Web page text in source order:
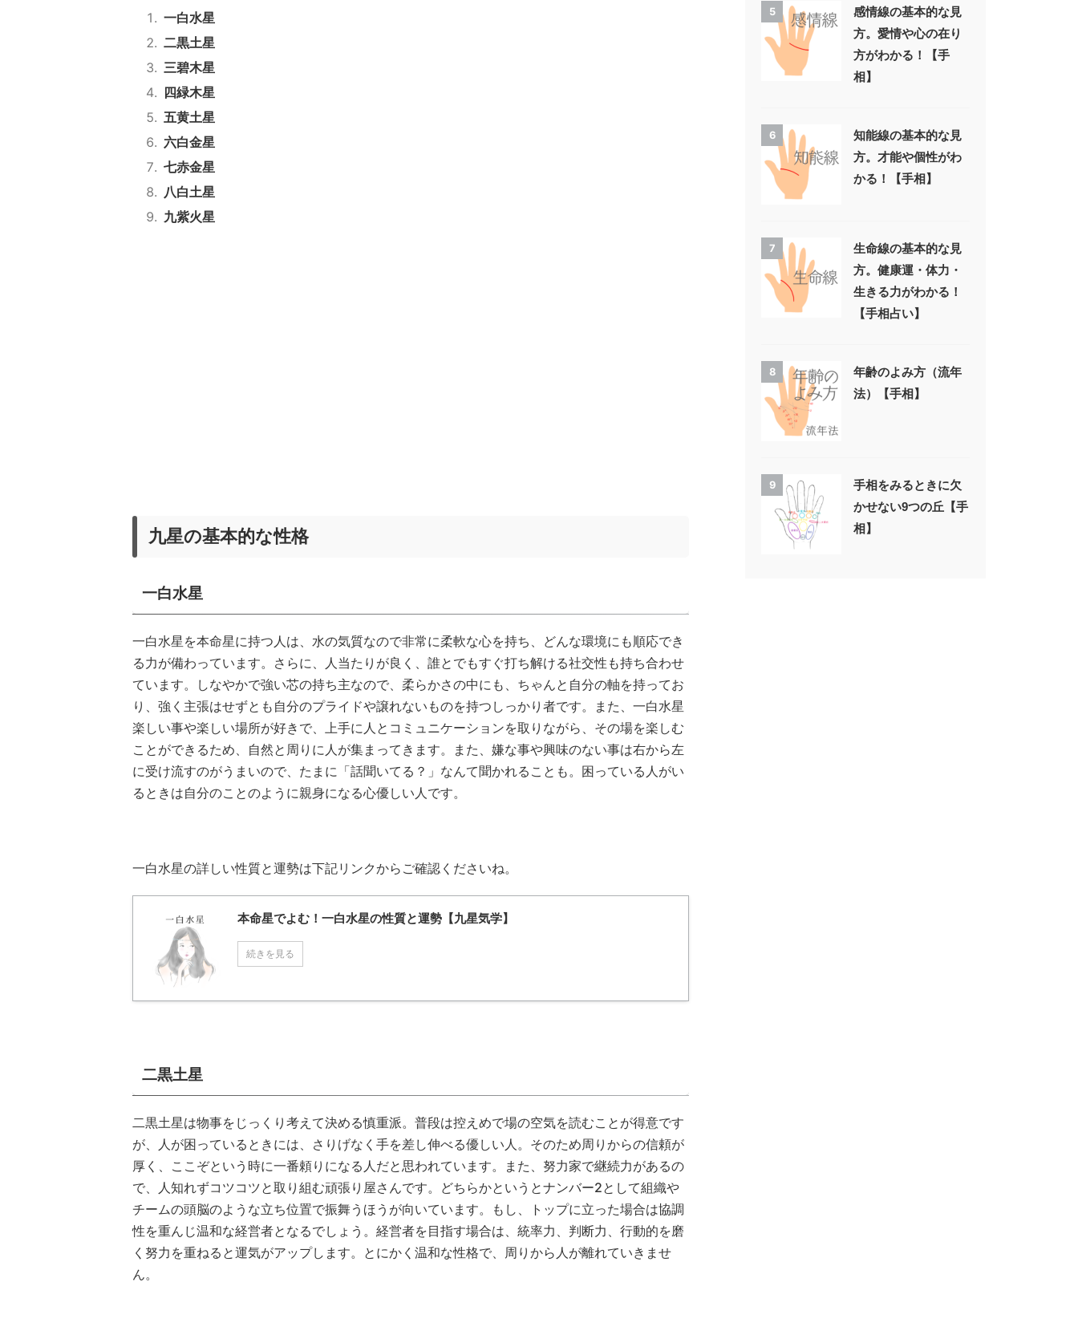
一白水星
二黒土星
三碧木星
四緑木星
五黄土星
六白金星
七赤金星
八白土星
九紫火星
九星の基本的な性格
一白水星
一白水星を本命星に持つ人は、水の気質なので非常に柔軟な心を持ち、どんな環境にも順応でき
る力が備わっています。さらに、人当たりが良く、誰とでもすぐ打ち解ける社交性も持ち合わせ
ています。しなやかで強い芯の持ち主なので、柔らかさの中にも、ちゃんと自分の軸を持ってお
り、強く主張はせずとも自分のプライドや譲れないものを持つしっかり者です。また、一白水星
楽しい事や楽しい場所が好きで、上手に人とコミュニケーションを取りながら、その場を楽しむ
ことができるため、自然と周りに人が集まってきます。また、嫌な事や興味のない事は右から左
に受け流すのがうまいので、たまに「話聞いてる？」なんて聞かれることも。困っている人がい
るときは自分のことのように親身になる心優しい人です。
一白水星の詳しい性質と運勢は下記リンクからご確認くださいね。
本命星でよむ！一白水星の性質と運勢【九星気学】
続きを見る
二黒土星
二黒土星は物事をじっくり考えて決める慎重派。普段は控えめで場の空気を読むことが得意です
が、人が困っているときには、さりげなく手を差し伸べる優しい人。そのため周りからの信頼が
厚く、ここぞという時に一番頼りになる人だと思われています。また、努力家で継続力があるの
で、人知れずコツコツと取り組む頑張り屋さんです。どちらかというとナンバー2として組織や
チームの頭脳のような立ち位置で振舞うほうが向いています。もし、トップに立った場合は協調
性を重んじ温和な経営者となるでしょう。経営者を目指す場合は、統率力、判断力、行動的を磨
く努力を重ねると運気がアップします。とにかく温和な性格で、周りから人が離れていきませ
ん。
5
感情線の基本的な見
方。愛情や心の在り
方がわかる！【手
相】
6
知能線の基本的な見
方。才能や個性がわ
かる！【手相】
7
生命線の基本的な見
方。健康運・体力・
生きる力がわかる！
【手相占い】
8
年齢のよみ方（流年
法）【手相】
9
手相をみるときに欠
かせない9つの丘【手
相】